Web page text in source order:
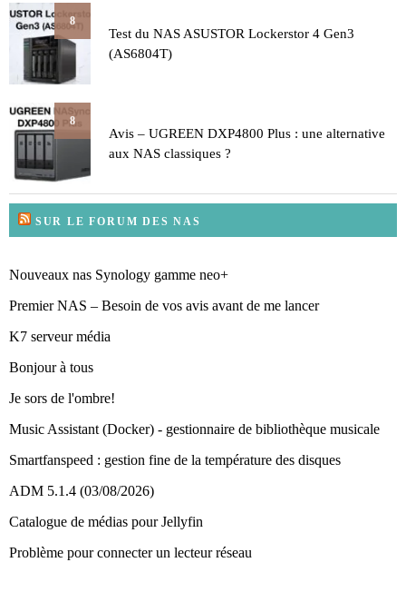
8
Test du NAS ASUSTOR Lockerstor 4 Gen3
(AS6804T)
8
Avis – UGREEN DXP4800 Plus : une alternative
aux NAS classiques ?
SUR LE FORUM DES NAS
Nouveaux nas Synology gamme neo+
Premier NAS – Besoin de vos avis avant de me lancer
K7 serveur média
Bonjour à tous
Je sors de l'ombre!
Music Assistant (Docker) - gestionnaire de bibliothèque musicale
Smartfanspeed : gestion fine de la température des disques
ADM 5.1.4 (03/08/2026)
Catalogue de médias pour Jellyfin
Problème pour connecter un lecteur réseau